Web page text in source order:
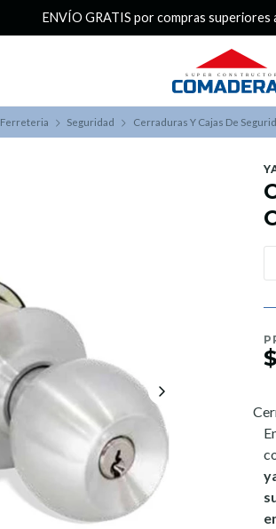
¿Buscas Promociones? ¡Aprovecha
Ferreteria Seguridad Cerraduras Y Cajas De